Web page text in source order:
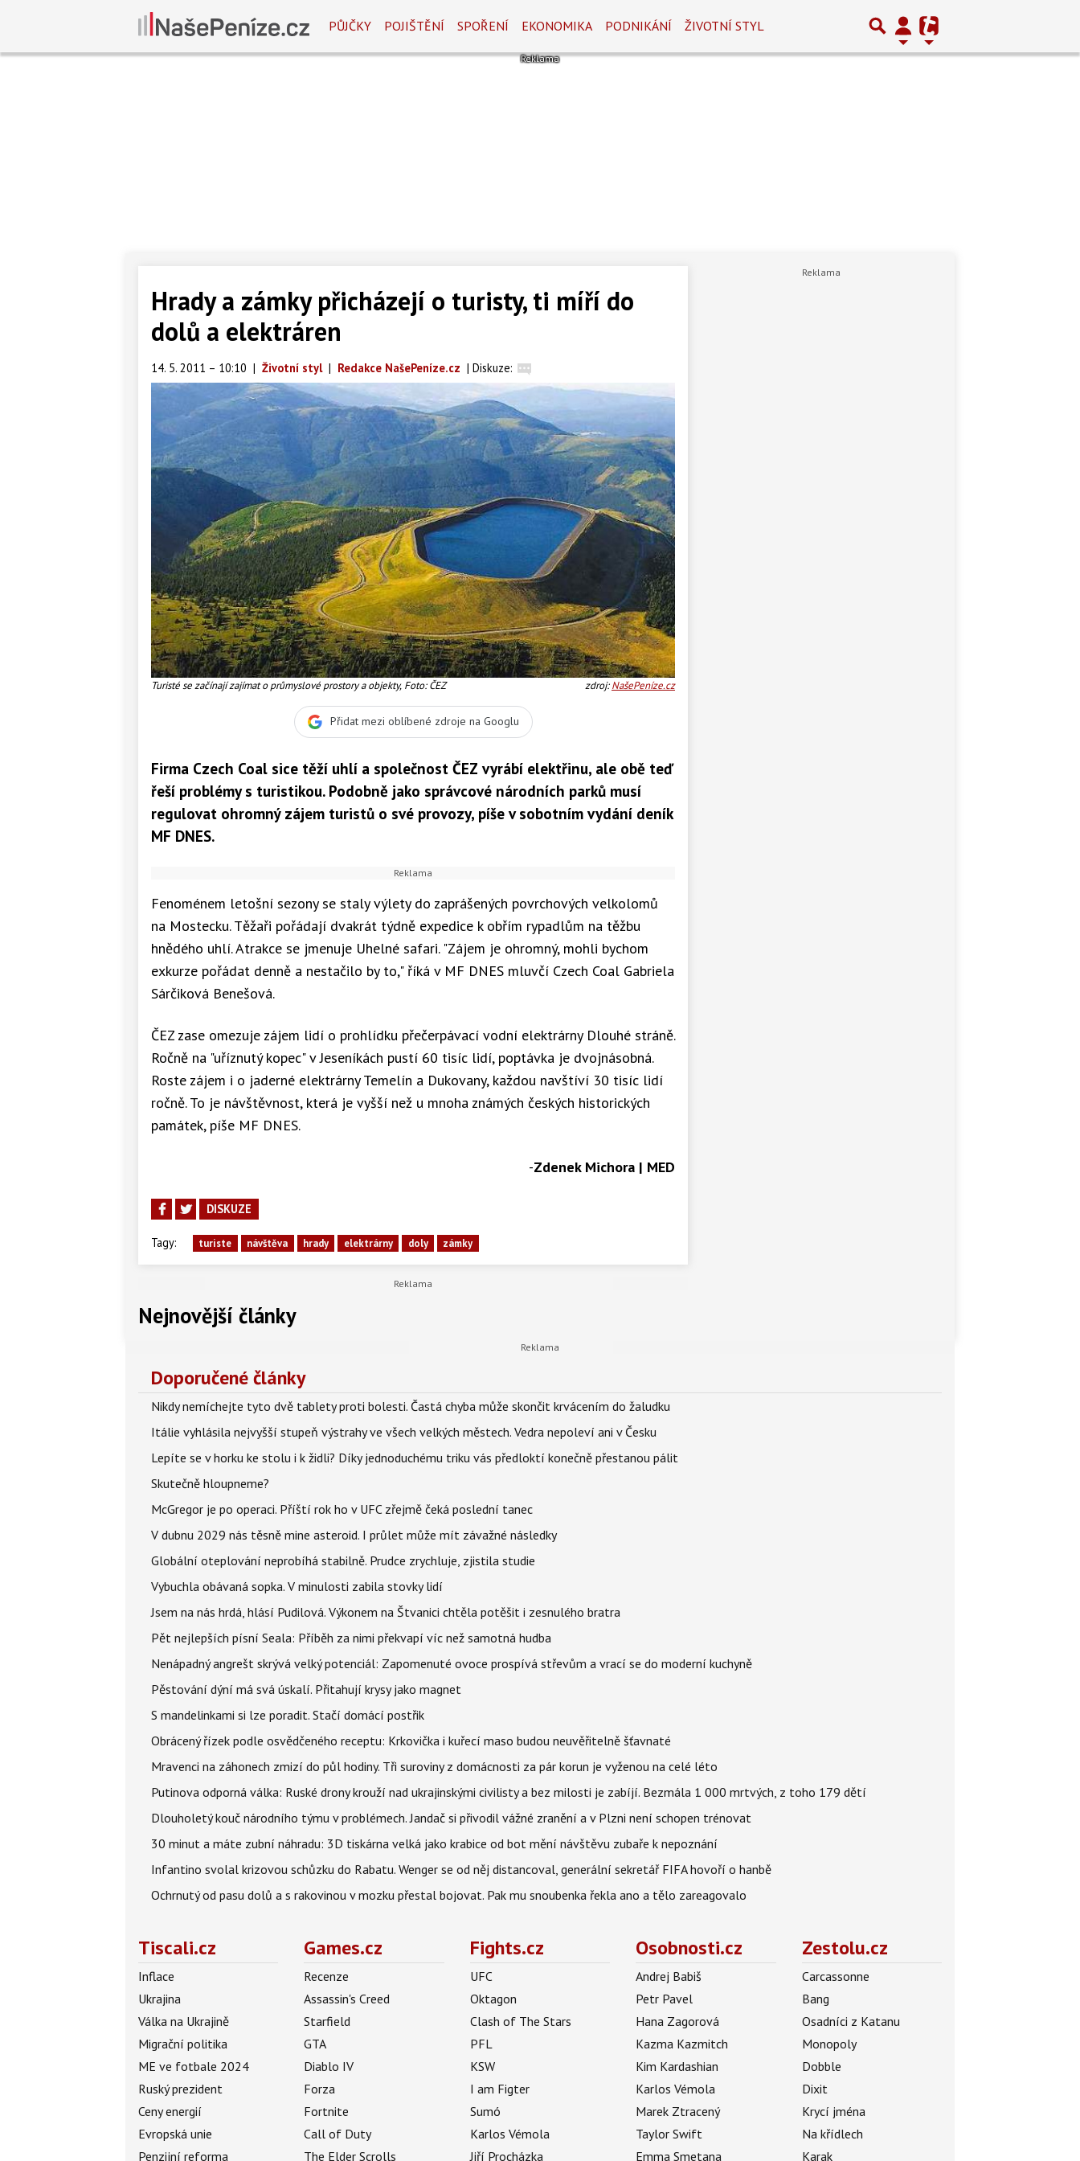
PŮJČKY POJIŠTĚNÍ SPOŘENÍ EKONOMIKA PODNIKÁNÍ ŽIVOTNÍ STYL
Hrady a zámky přicházejí o turisty, ti míří do
dolů a elektráren
14. 5. 2011 – 10:10 | Životní styl | Redakce NašePeníze.cz | Diskuze:
Turisté se začínají zajímat o průmyslové prostory a objekty, Foto: ČEZ zdroj:NašePeníze.cz
Přidat mezi oblíbené zdroje na Googlu
Firma Czech Coal sice těží uhlí a společnost ČEZ vyrábí elektřinu, ale obě teď
řeší problémy s turistikou. Podobně jako správcové národních parků musí
regulovat ohromný zájem turistů o své provozy, píše v sobotním vydání deník
MF DNES.
Fenoménem letošní sezony se staly výlety do zaprášených povrchových velkolomů
na Mostecku. Těžaři pořádají dvakrát týdně expedice k obřím rypadlům na těžbu
hnědého uhlí. Atrakce se jmenuje Uhelné safari. "Zájem je ohromný, mohli bychom
exkurze pořádat denně a nestačilo by to," říká v MF DNES mluvčí Czech Coal Gabriela
Sárčiková Benešová.
ČEZ zase omezuje zájem lidí o prohlídku přečerpávací vodní elektrárny Dlouhé stráně.
Ročně na "uříznutý kopec" v Jeseníkách pustí 60 tisíc lidí, poptávka je dvojnásobná.
Roste zájem i o jaderné elektrárny Temelín a Dukovany, každou navštíví 30 tisíc lidí
ročně. To je návštěvnost, která je vyšší než u mnoha známých českých historických
památek, píše MF DNES.
-Zdenek Michora | MED
DISKUZE
Tagy: turiste návštěva hrady elektrárny doly zámky
Nejnovější články
Doporučené články
Nikdy nemíchejte tyto dvě tablety proti bolesti. Častá chyba může skončit krvácením do žaludku
Itálie vyhlásila nejvyšší stupeň výstrahy ve všech velkých městech. Vedra nepoleví ani v Česku
Lepíte se v horku ke stolu i k židli? Díky jednoduchému triku vás předloktí konečně přestanou pálit
Skutečně hloupneme?
McGregor je po operaci. Příští rok ho v UFC zřejmě čeká poslední tanec
V dubnu 2029 nás těsně mine asteroid. I průlet může mít závažné následky
Globální oteplování neprobíhá stabilně. Prudce zrychluje, zjistila studie
Vybuchla obávaná sopka. V minulosti zabila stovky lidí
Jsem na nás hrdá, hlásí Pudilová. Výkonem na Štvanici chtěla potěšit i zesnulého bratra
Pět nejlepších písní Seala: Příběh za nimi překvapí víc než samotná hudba
Nenápadný angrešt skrývá velký potenciál: Zapomenuté ovoce prospívá střevům a vrací se do moderní kuchyně
Pěstování dýní má svá úskalí. Přitahují krysy jako magnet
S mandelinkami si lze poradit. Stačí domácí postřik
Obrácený řízek podle osvědčeného receptu: Krkovička i kuřecí maso budou neuvěřitelně šťavnaté
Mravenci na záhonech zmizí do půl hodiny. Tři suroviny z domácnosti za pár korun je vyženou na celé léto
Putinova odporná válka: Ruské drony krouží nad ukrajinskými civilisty a bez milosti je zabíjí. Bezmála 1 000 mrtvých, z toho 179 dětí
Dlouholetý kouč národního týmu v problémech. Jandač si přivodil vážné zranění a v Plzni není schopen trénovat
30 minut a máte zubní náhradu: 3D tiskárna velká jako krabice od bot mění návštěvu zubaře k nepoznání
Infantino svolal krizovou schůzku do Rabatu. Wenger se od něj distancoval, generální sekretář FIFA hovoří o hanbě
Ochrnutý od pasu dolů a s rakovinou v mozku přestal bojovat. Pak mu snoubenka řekla ano a tělo zareagovalo
Tiscali.cz
Inflace
Ukrajina
Válka na Ukrajině
Migrační politika
ME ve fotbale 2024
Ruský prezident
Ceny energií
Evropská unie
Penzijní reforma
Games.cz
Recenze
Assassin's Creed
Starfield
GTA
Diablo IV
Forza
Fortnite
Call of Duty
The Elder Scrolls
Fights.cz
UFC
Oktagon
Clash of The Stars
PFL
KSW
I am Figter
Sumó
Karlos Vémola
Jiří Procházka
Osobnosti.cz
Andrej Babiš
Petr Pavel
Hana Zagorová
Kazma Kazmitch
Kim Kardashian
Karlos Vémola
Marek Ztracený
Taylor Swift
Emma Smetana
Zestolu.cz
Carcassonne
Bang
Osadníci z Katanu
Monopoly
Dobble
Dixit
Krycí jména
Na křídlech
Karak